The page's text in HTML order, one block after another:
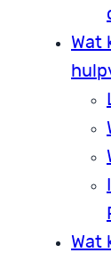
Wat
Wat